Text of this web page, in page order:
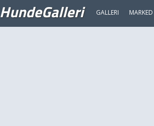
HundeGalleri GALLERI MARKED